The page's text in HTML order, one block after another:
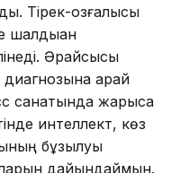
Тірек-қозғалысы
Әрқайсысы
қарай
санатында жарысқа
интеллект, көз
бұзылуы
дайындаймын.